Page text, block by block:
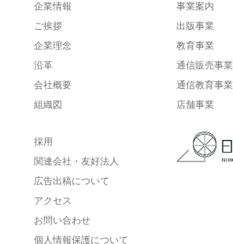
企業情報
ご挨拶
企業理念
沿革
会社概要
組織図
事業案内
出版事業
教育事業
通信販売事業
通信教育事業
店舗事業
採用
関連会社・友好法人
広告出稿について
アクセス
お問い合わせ
個人情報保護について